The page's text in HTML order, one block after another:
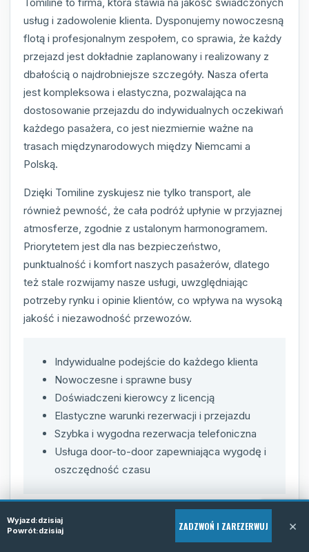
usług i zadowolenie klienta. Dysponujemy nowoczesną
flotą i profesjonalnym zespołem, co sprawia, że każdy
przejazd jest dokładnie zaplanowany i realizowany z
dbałością o najdrobniejsze szczegóły. Nasza oferta
jest kompleksowa i elastyczna, pozwalająca na
dostosowanie przejazdu do indywidualnych oczekiwań
każdego pasażera, co jest niezmiernie ważne na
trasach międzynarodowych między Niemcami a
Polską.
Dzięki Tomiline zyskujesz nie tylko transport, ale
również pewność, że cała podróż upłynie w przyjaznej
atmosferze, zgodnie z ustalonym harmonogramem.
Priorytetem jest dla nas bezpieczeństwo,
punktualność i komfort naszych pasażerów, dlatego
też stale rozwijamy nasze usługi, uwzględniając
potrzeby rynku i opinie klientów, co wpływa na wysoką
jakość i niezawodność przewozów.
Indywidualne podejście do każdego klienta
Nowoczesne i sprawne busy
Doświadczeni kierowcy z licencją
Elastyczne warunki rezerwacji i przejazdu
Szybka i wygodna rezerwacja telefoniczna
Usługa door-to-door zapewniająca wygodę i
oszczędność czasu
Wyjazd:dzisiaj
Powrót:dzisiaj ZADZWOŃ I ZAREZERWUJ ×